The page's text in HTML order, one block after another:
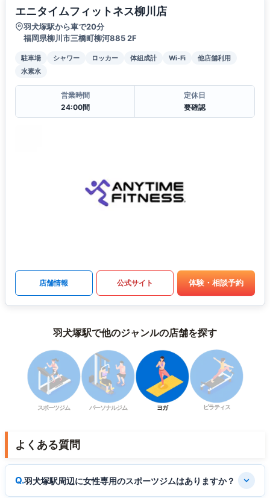
エニタイムフィットネス柳川店
羽犬塚駅から車で20分
福岡県柳川市三橋町柳河885 2F
駐車場 シャワー ロッカー 体組成計 Wi-Fi
他店舗利用
水素水
営業時間
24:00間
定休日
要確認
店舗情報 公式サイト 体験・相談予約
羽犬塚駅で他のジャンルの店舗を探す
スポーツジム パーソナルジム ヨガ ピラティス
よくある質問
羽犬塚駅周辺に女性専用のスポーツジムはありますか？